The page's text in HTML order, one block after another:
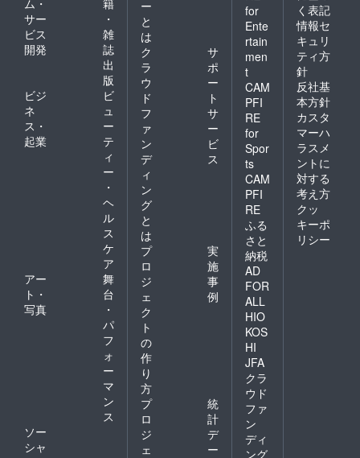
ム・
サー
ビス
開発
籍
・
雑
誌
出
版
ビジ
ネ
ス・
起業
ビ
ュ
ー
テ
ィ
ー
・
ヘ
ル
ス
ケ
ア
アー
ト・
写真
舞
台
・
パ
フ
ォ
ー
マ
ン
ス
ソー
シャ
ー
と
は
ク
ラ
ウ
ド
フ
ァ
ン
デ
ィ
ン
グ
と
は
サ
ポ
ー
ト
サ
ー
ビ
ス
プ
ロ
ジ
ェ
ク
ト
の
作
り
方
実
施
事
例
プ
ロ
ジ
ェ
統
計
デ
ー
for
Ente
rtain
men
t
CAM
PFI
RE
for
Spor
ts
CAM
PFI
RE
ふる
さと
納税
AD
FOR
ALL
HIO
KOS
HI
JFA
クラ
ウド
ファ
ン
ディ
ング
く表記
情報セ
キュリ
ティ方
針
反社基
本方針
カスタ
マーハ
ラスメ
ントに
対する
考え方
クッ
キーポ
リシー